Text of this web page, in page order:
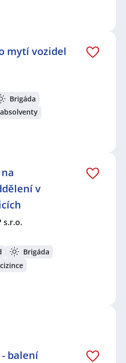
mytí vozidel
Brigáda
v
s.r.o.
Brigáda
balení